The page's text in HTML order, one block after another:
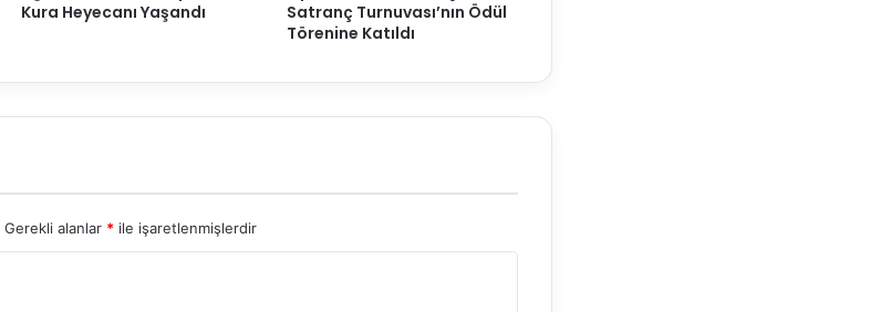
Kura Heyecanı Yaşandı
Satranç Turnuvası’nın Ödül
Törenine Katıldı
Gerekli alanlar * ile işaretlenmişlerdir